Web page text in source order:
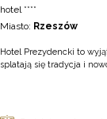
hotel ****
Miasto: Rzeszów
Hotel Prezydencki to
splatają się tradycja i